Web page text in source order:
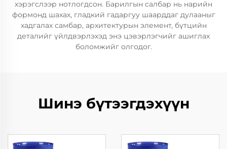
хэрэгслээр нотлогдсон. Барилгын салбар нь нарийн
формонд шахах, гладкий гадаргуу шаарддаг дулааныг
хадгалах самбар, архитектурын элемент, бүтцийн
деталийг үйлдвэрлэхэд энэ цэвэрлэгчийг ашиглах
боломжийг олгодог.
Шинэ бүтээгдэхүүн